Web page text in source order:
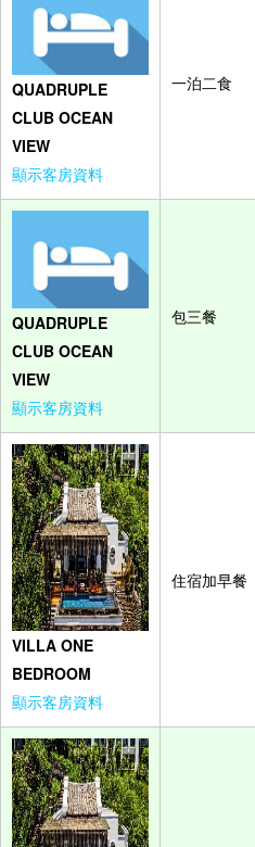
QUADRUPLE
CLUB OCEAN
VIEW
顯示客房資料
一泊二食
QUADRUPLE
CLUB OCEAN
VIEW
顯示客房資料
包三餐
VILLA ONE
BEDROOM
顯示客房資料
住宿加早餐